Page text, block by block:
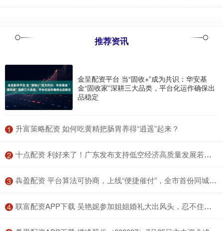
推荐资讯
金呈配资平台 当“固收+”成为共识：华安基
金“固收家”深耕三大品类，平台化运作确保出
品稳定
1 ​升富策略配资 如何吃黄精把肠胃养得“逍遥”起来？
2 ​十点配资 利好来了！广东发布支持低空经济高质量发展若干措施
3 ​犇盈配资 平台算法可协商，上线“便捷催付”，全市首份同城货运司机协商恳谈纪要在长宁诞生
4 ​联富配资APP下载 吴艳妮参加姐姐婚礼大出风头，忍不住哽咽大哭，令人感慨